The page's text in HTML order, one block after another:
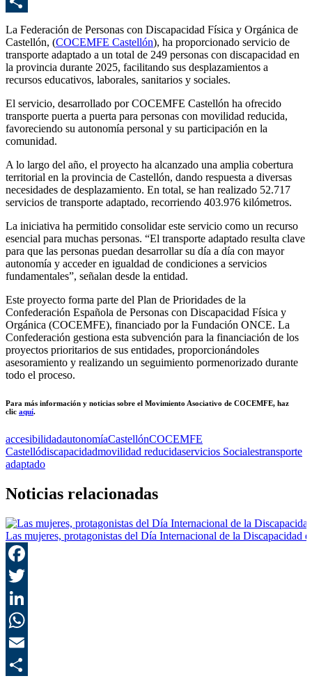
La Federación de Personas con Discapacidad Física y Orgánica de
Castellón, (COCEMFE Castellón), ha proporcionado servicio de
transporte adaptado a un total de 249 personas con discapacidad en
la provincia durante 2025, facilitando sus desplazamientos a
recursos educativos, laborales, sanitarios y sociales.
El servicio, desarrollado por COCEMFE Castellón ha ofrecido
transporte puerta a puerta para personas con movilidad reducida,
favoreciendo su autonomía personal y su participación en la
comunidad.
A lo largo del año, el proyecto ha alcanzado una amplia cobertura
territorial en la provincia de Castellón, dando respuesta a diversas
necesidades de desplazamiento. En total, se han realizado 52.717
servicios de transporte adaptado, recorriendo 403.976 kilómetros.
La iniciativa ha permitido consolidar este servicio como un recurso
esencial para muchas personas. “El transporte adaptado resulta clave
para que las personas puedan desarrollar su día a día con mayor
autonomía y acceder en igualdad de condiciones a servicios
fundamentales”, señalan desde la entidad.
Este proyecto forma parte del Plan de Prioridades de la
Confederación Española de Personas con Discapacidad Física y
Orgánica (COCEMFE), financiado por la Fundación ONCE. La
Confederación gestiona esta subvención para la financiación de los
proyectos prioritarios de sus entidades, proporcionándoles
asesoramiento y realizando un seguimiento pormenorizado durante
todo el proceso.
Para más información y noticias sobre el Movimiento Asociativo de COCEMFE, haz
clic aquí.
accesibilidadautonomíaCastellónCOCEMFE
Castellódiscapacidadmovilidad reducidaservicios Socialestransporte
adaptado
Noticias relacionadas
Las mujeres, protagonistas del Día Internacional de la Discapacidad